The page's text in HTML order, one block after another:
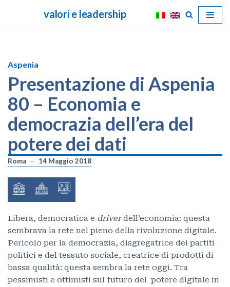
valori e leadership
Aspenia
Presentazione di Aspenia
80 – Economia e
democrazia dell’era del
potere dei dati
Roma 14 Maggio 2018
Libera, democratica e driverdell’economia: questa
sembrava la rete nel pieno della rivoluzione digitale.
Pericolo per la democrazia, disgregatrice dei partiti
politici e del tessuto sociale, creatrice di prodotti di
bassa qualità: questa sembra la rete oggi. Tra
pessimisti e ottimisti sul futuro del potere digitale in